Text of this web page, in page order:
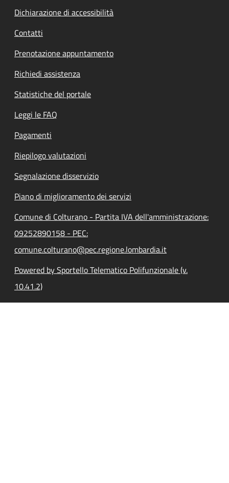
Dichiarazione di accessibilità
Contatti
Prenotazione appuntamento
Richiedi assistenza
Statistiche del portale
Leggi le FAQ
Pagamenti
Riepilogo valutazioni
Segnalazione disservizio
Piano di miglioramento dei servizi
Comune di Colturano - Partita IVA dell'amministrazione:
09252890158 - PEC:
comune.colturano@pec.regione.lombardia.it
Powered by Sportello Telematico Polifunzionale (v.
10.41.2)